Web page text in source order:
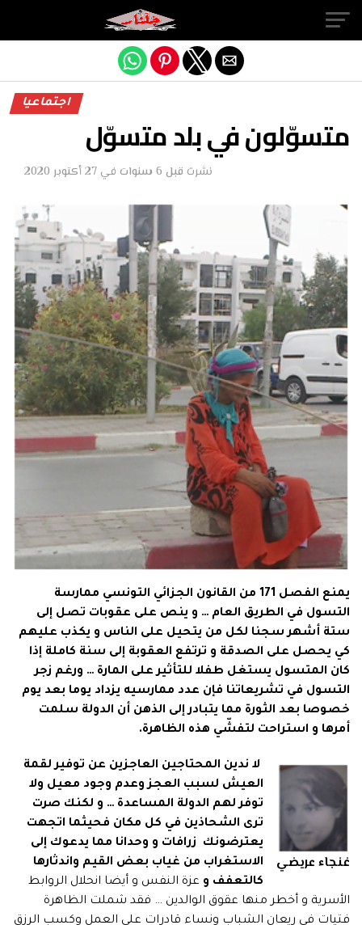
اجتماعيا
متسوّلون في بلد متسوّل
نشرت قبل 6 سنوات في 27 أكتوبر 2020
يمنع الفصل 171 من القانون الجزائي التونسي ممارسة
التسول في الطريق العام … و ينص على عقوبات تصل إلى
ستة أشهر سجنا لكل من يتحيل على الناس و يكذب عليهم
كي يحصل على الصدقة و ترتفع العقوبة إلى سنة كاملة إذا
كان المتسول يستغل طفلا للتأثير على المارة … ورغم زجر
التسول في تشريعاتنا فإن عدد ممارسيه يزداد يوما بعد يوم
خصوصا بعد الثورة مما يتبادر إلى الذهن أن الدولة سلمت
أمرها و استراحت لتفشّي هذه الظاهرة.
غنجاء عريضي
لا ندين المحتاجين العاجزين عن توفير لقمة
العيش لسبب العجز وعدم وجود معيل ولا
توفر لهم الدولة المساعدة … و لكنك صرت
ترى الشحاذين في كل مكان فحيثما اتجهت
يعترضونك زرافات و وحدانا مما يدعوك إلى
الاستغراب من غياب بعض القيم واندثارها
كالتعفف و عزة النفس و أيضا انحلال الروابط
الأسرية و أخطر منها عقوق الوالدين … فقد شملت الظاهرة
فتيات في ريعان الشباب ونساء قادرات على العمل وكسب الرزق
Exit mobile version